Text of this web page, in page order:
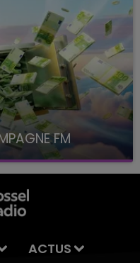
FM
à 8H10
ACTUS